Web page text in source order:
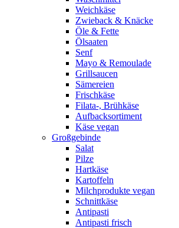
Weichkäse
Zwieback & Knäcke
Öle & Fette
Ölsaaten
Senf
Mayo & Remoulade
Grillsaucen
Sämereien
Frischkäse
Filata-, Brühkäse
Aufbacksortiment
Käse vegan
Großgebinde
Salat
Pilze
Hartkäse
Kartoffeln
Milchprodukte vegan
Schnittkäse
Antipasti
Antipasti frisch